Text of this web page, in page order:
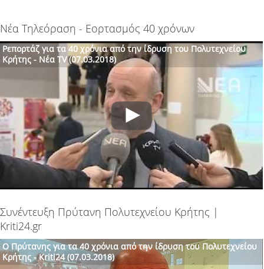
Νέα Τηλεόραση - Εορτασμός 40 χρόνων
Ρεπορτάζ για τα 40 χρόνια από την ίδρυση του Πολυτεχνείου
Κρήτης - Νέα TV (07.03.2018)
Συνέντευξη Πρύτανη Πολυτεχνείου Κρήτης |
Kriti24.gr
Ο Πρύτανης για τα 40 χρόνια από την ίδρυση του Πολυτεχνείου
Κρήτης - Kriti24 (07.03.2018)